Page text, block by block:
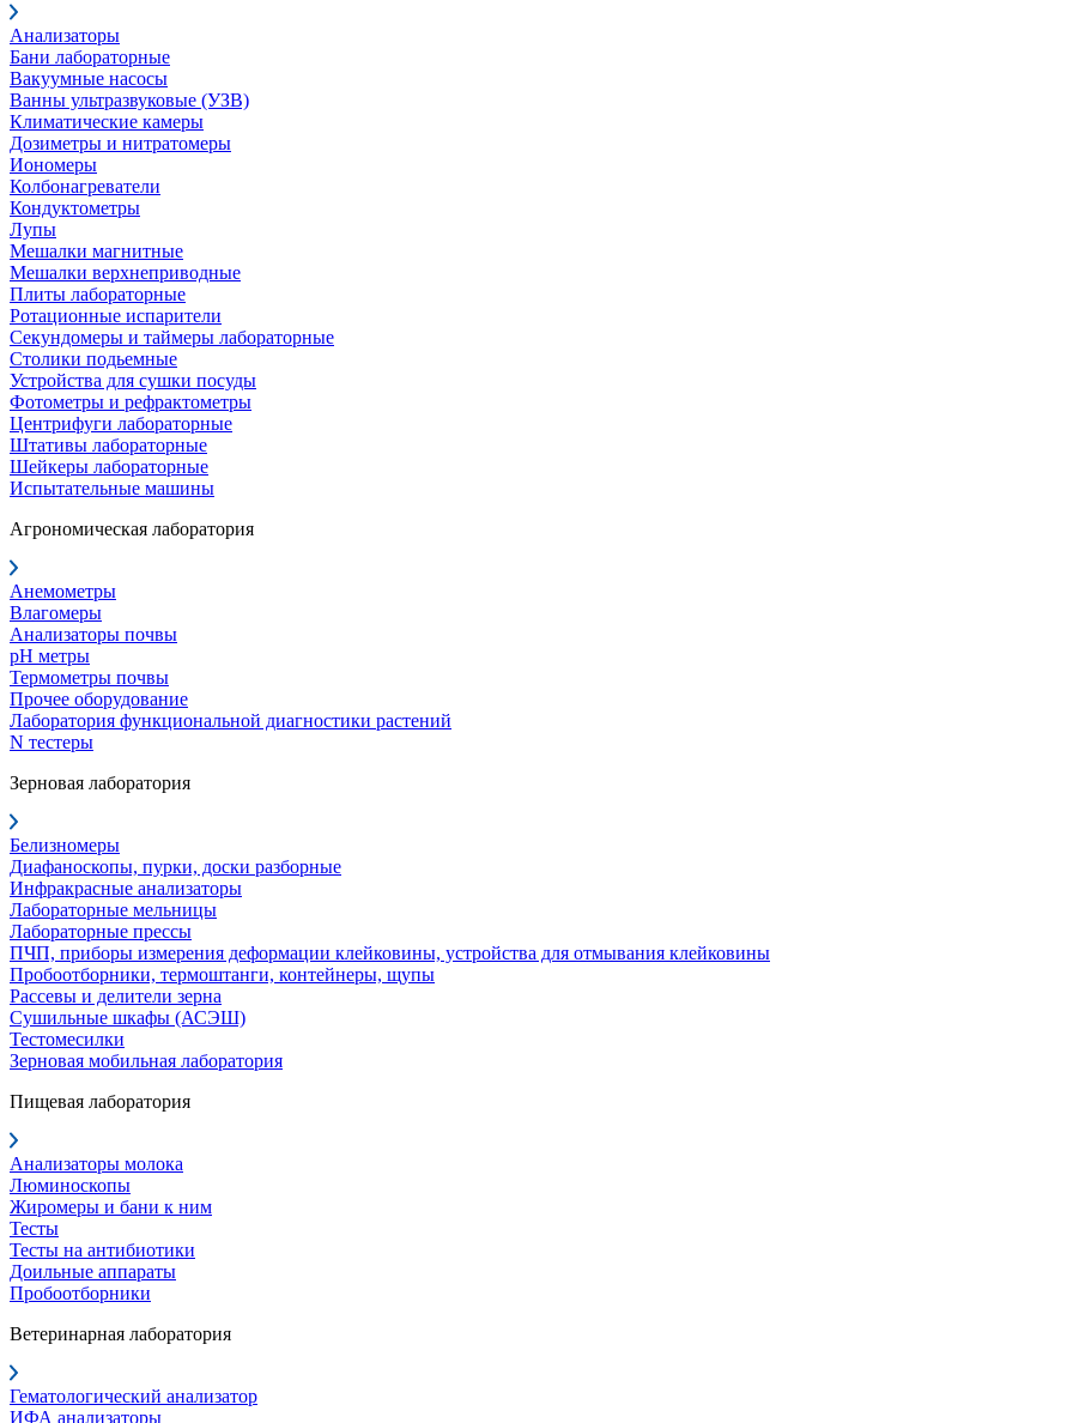
Анализаторы
Бани лабораторные
Вакуумные насосы
Ванны ультразвуковые (УЗВ)
Климатические камеры
Дозиметры и нитратомеры
Иономеры
Колбонагреватели
Кондуктометры
Лупы
Мешалки магнитные
Мешалки верхнеприводные
Плиты лабораторные
Ротационные испарители
Секундомеры и таймеры лабораторные
Столики подьемные
Устройства для сушки посуды
Фотометры и рефрактометры
Центрифуги лабораторные
Штативы лабораторные
Шейкеры лабораторные
Испытательные машины
Агрономическая лаборатория
Анемометры
Влагомеры
Анализаторы почвы
pH метры
Термометры почвы
Прочее оборудование
Лаборатория функциональной диагностики растений
N тестеры
Зерновая лаборатория
Белизномеры
Диафаноскопы, пурки, доски разборные
Инфракрасные анализаторы
Лабораторные мельницы
Лабораторные прессы
ПЧП, приборы измерения деформации клейковины, устройства для отмывания клейковины
Пробоотборники, термоштанги, контейнеры, щупы
Рассевы и делители зерна
Сушильные шкафы (АСЭШ)
Тестомесилки
Зерновая мобильная лаборатория
Пищевая лаборатория
Анализаторы молока
Люминоскопы
Жиромеры и бани к ним
Тесты
Тесты на антибиотики
Доильные аппараты
Пробоотборники
Ветеринарная лаборатория
Гематологический анализатор
ИФА анализаторы